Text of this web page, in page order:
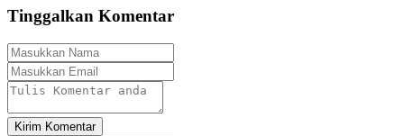
Tinggalkan Komentar
Kirim Komentar